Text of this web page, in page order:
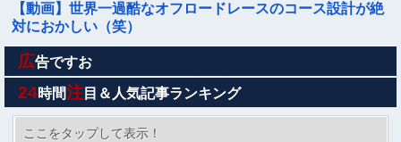
【動画】世界一過酷なオフロードレースのコース設計が絶
対におかしい（笑）
隣に住んでる義弟嫁が私に張り合いたがる。「海外どこ行
った？」と聞いては私が行ってないところへ行き「幼稚園
どこに入れる？習い事は？」と根掘り葉掘り
【画像】閉店間際の回転ずし、ネタの量がバグってると話
題にｗｗｗｗｗ
広告ですお
24時間注 目＆人気記事ランキング
ここをタップして表示！